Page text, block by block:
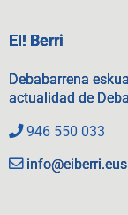
EI! Berri
Debabarrena
actualidad de
946 550 033
info@eiberri.eus